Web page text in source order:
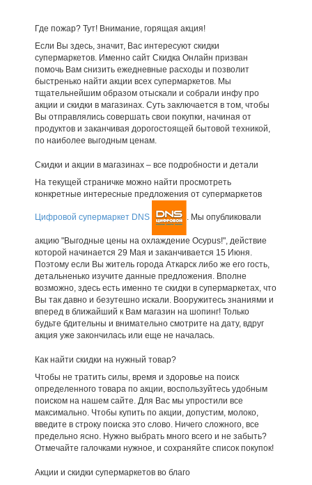
Где пожар? Тут! Внимание, горящая акция!
Если Вы здесь, значит, Вас интересуют скидки
супермаркетов. Именно сайт Скидка Онлайн призван
помочь Вам снизить ежедневные расходы и позволит
быстренько найти акции всех супермаркетов. Мы
тщательнейшим образом отыскали и собрали инфу про
акции и скидки в магазинах. Суть заключается в том, чтобы
Вы отправлялись совершать свои покупки, начиная от
продуктов и заканчивая дорогостоящей бытовой техникой,
по наиболее выгодным ценам.
Скидки и акции в магазинах – все подробности и детали
На текущей страничке можно найти просмотреть
конкретные интересные предложения от супермаркетов
Цифровой супермаркет DNS . Мы опубликовали
акцию "Выгодные цены на охлаждение Ocypus!", действие
которой начинается 29 Мая и заканчивается 15 Июня.
Поэтому если Вы житель города Аткарск либо же его гость,
детальненько изучите данные предложения. Вполне
возможно, здесь есть именно те скидки в супермаркетах, что
Вы так давно и безутешно искали. Вооружитесь знаниями и
вперед в ближайший к Вам магазин на шопинг! Только
будьте бдительны и внимательно смотрите на дату, вдруг
акция уже закончилась или еще не началась.
Как найти скидки на нужный товар?
Чтобы не тратить силы, время и здоровье на поиск
определенного товара по акции, воспользуйтесь удобным
поиском на нашем сайте. Для Вас мы упростили все
максимально. Чтобы купить по акции, допустим, молоко,
введите в строку поиска это слово. Ничего сложного, все
предельно ясно. Нужно выбрать много всего и не забыть?
Отмечайте галочками нужное, и сохраняйте список покупок!
Акции и скидки супермаркетов во благо